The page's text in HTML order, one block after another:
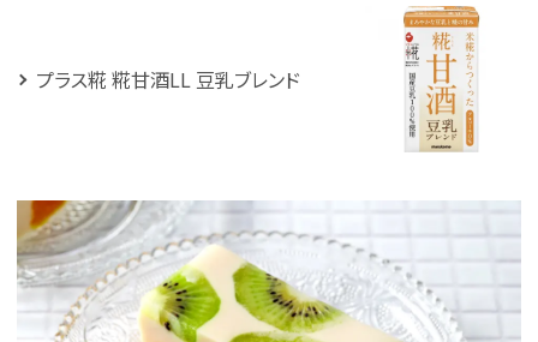
プラス糀 糀甘酒LL 豆乳ブレンド